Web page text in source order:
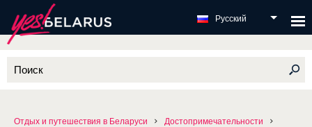
Русский
Отдых и путешествия в Беларуси Достопримечательности